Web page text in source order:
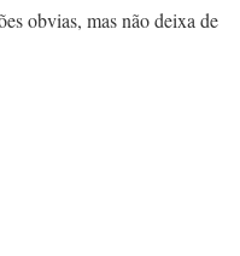
obvias, mas não deixa de